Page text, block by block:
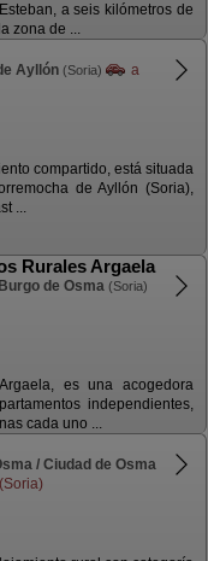
a seis kilómetros de
zona de ...
Ayllón (Soria)
a
compartido, está situada
de Ayllón (Soria),
...
Rurales Argaela
de Osma (Soria)
es una acogedora
independientes,
cada uno ...
/ Ciudad de Osma